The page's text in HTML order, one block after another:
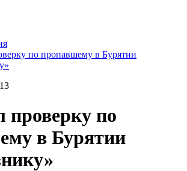
по пропавшему в Бурятии
проверку по
в Бурятии